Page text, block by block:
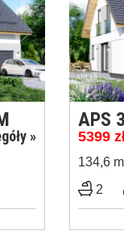
»
APS
5399
134,6 m
2